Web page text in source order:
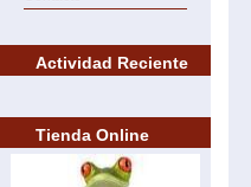
Actividad Reciente
Tienda Online